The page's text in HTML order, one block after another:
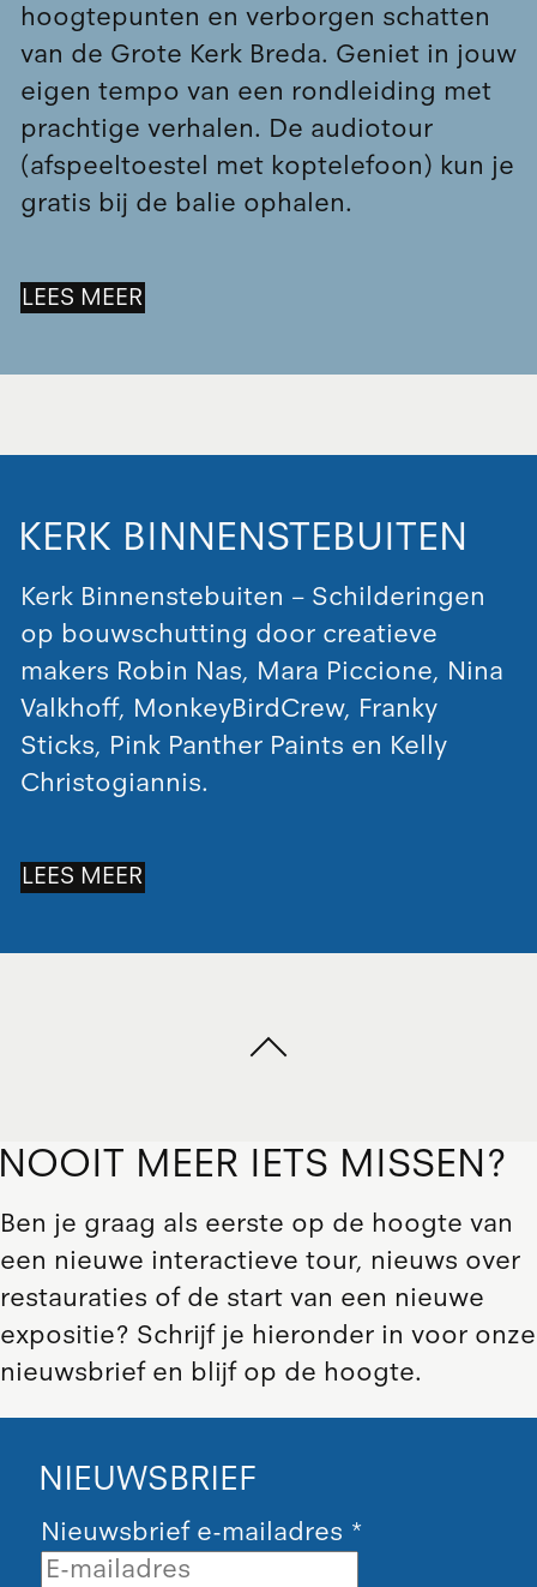
hoogtepunten en verborgen schatten
van de Grote Kerk Breda. Geniet in jouw
eigen tempo van een rondleiding met
prachtige verhalen. De audiotour
(afspeeltoestel met koptelefoon) kun je
gratis bij de balie ophalen.
LEES MEER
KERK BINNENSTEBUITEN
Kerk Binnenstebuiten – Schilderingen
op bouwschutting door creatieve
makers Robin Nas, Mara Piccione, Nina
Valkhoff, MonkeyBirdCrew, Franky
Sticks, Pink Panther Paints en Kelly
Christogiannis.
LEES MEER
MEER IETS MISSEN?
Ben je graag als eerste op de hoogte van
een nieuwe interactieve tour, nieuws over
restauraties of de start van een nieuwe
expositie? Schrijf je hieronder in voor onze
nieuwsbrief en blijf op de hoogte.
NIEUWSBRIEF
Nieuwsbrief e-mailadres *